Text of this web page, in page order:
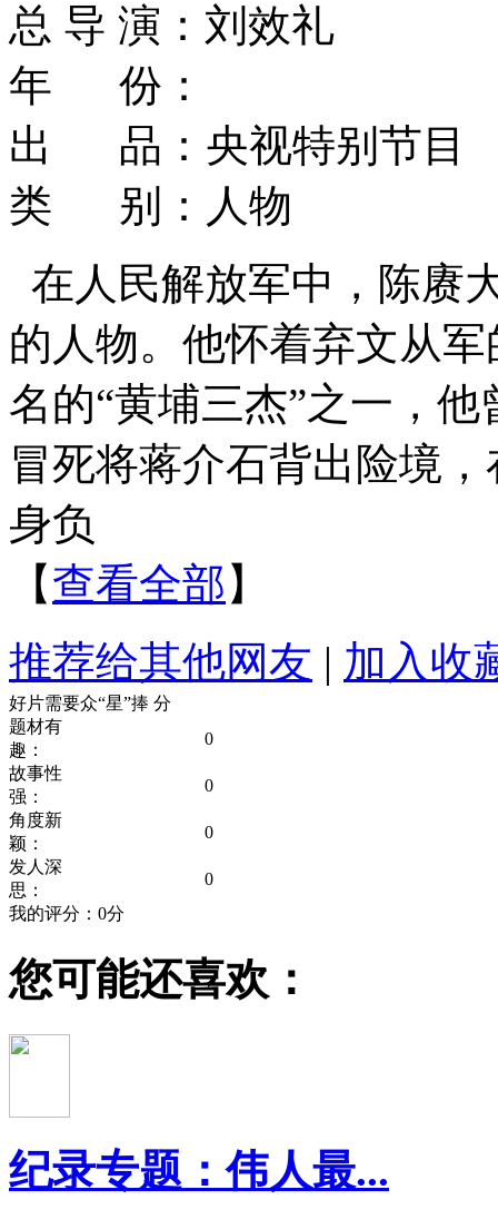
总 导 演：刘效礼
年 份：
出 品：央视特别节目
类 别：人物
在人民解放军中，陈赓
的人物。他怀着弃文从
名的“黄埔三杰”之一，
冒死将蒋介石背出险境
身负
【查看全部 】
推荐给其他网友 | 加入收
好片需要众“星”捧 分
题材有
趣：
0
故事性
强：
0
角度新
颖：
0
发人深
思：
0
我的评分： 0分
您可能还喜欢：
纪录专题：伟人最...